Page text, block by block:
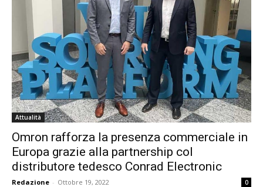
Attualità
Omron rafforza la presenza commerciale in
Europa grazie alla partnership col
distributore tedesco Conrad Electronic
Redazione - Ottobre 19, 2022 0